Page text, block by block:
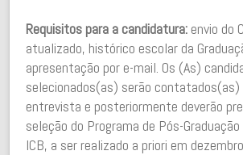
Requisitos para a candidatura: envio do
atualizado, histórico escolar da
apresentação por e-mail. Os (As)
selecionados(as) serão contatados(as)
entrevista e posteriormente deverão
seleção do Programa de Pós-
ICB, a ser realizado a priori em